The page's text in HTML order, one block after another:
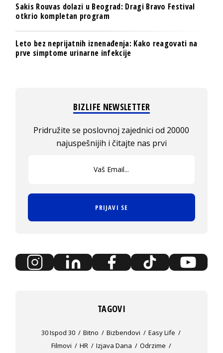
Sakis Rouvas dolazi u Beograd: Dragi Bravo Festival
otkrio kompletan program
Leto bez neprijatnih iznenađenja: Kako reagovati na
prve simptome urinarne infekcije
BIZLIFE NEWSLETTER
Pridružite se poslovnoj zajednici od 20000
najuspešnijih i čitajte nas prvi
PRIJAVI SE
TAGOVI
30 Ispod 30 Bitno Bizbendovi
Easy Life
Filmovi
HR Izjava Dana
Odrzime